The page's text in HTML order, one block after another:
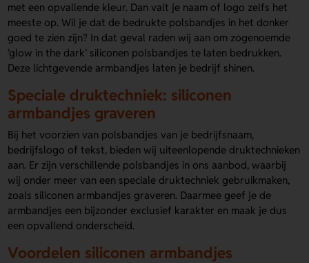
met een opvallende kleur. Dan valt je naam of logo zelfs het
meeste op. Wil je dat de bedrukte polsbandjes in het donker
goed te zien zijn? In dat geval raden wij aan om zogenoemde
‘glow in the dark’ siliconen polsbandjes te laten bedrukken.
Deze lichtgevende armbandjes laten je bedrijf shinen.
Speciale druktechniek: siliconen
armbandjes graveren
Bij het voorzien van polsbandjes van je bedrijfsnaam,
bedrijfslogo of tekst, bieden wij uiteenlopende druktechnieken
aan. Er zijn verschillende polsbandjes in ons aanbod, waarbij
wij onder meer van een speciale druktechniek gebruikmaken,
zoals siliconen armbandjes graveren. Daarmee geef je de
armbandjes een bijzonder exclusief karakter en maak je dus
een opvallend onderscheid.
Voordelen siliconen armbandjes